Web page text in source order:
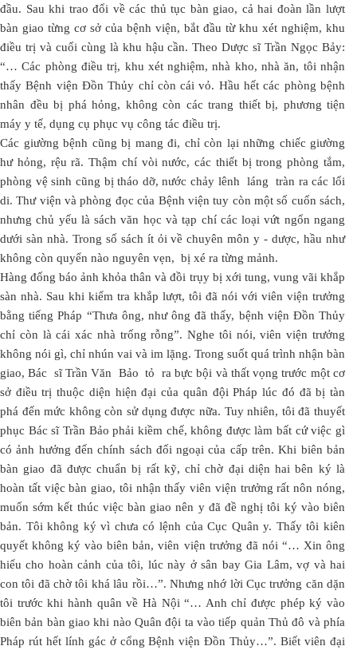
đầu. Sau khi trao đổi về các thủ tục bàn giao, cả hai đoàn lần lượt
bàn giao từng cơ sở của bệnh viện, bắt đầu từ khu xét nghiệm, khu
điều trị và cuối cùng là khu hậu cần. Theo Dược sĩ Trần Ngọc Bảy:
“… Các phòng điều trị, khu xét nghiệm, nhà kho, nhà ăn, tôi nhận
thấy Bệnh viện Đồn Thủy chỉ còn cái vỏ. Hầu hết các phòng bệnh
nhân đều bị phá hỏng, không còn các trang thiết bị, phương tiện
máy y tế, dụng cụ phục vụ công tác điều trị.
Các giường bệnh cũng bị mang đi, chỉ còn lại những chiếc giường
hư hỏng, rệu rã. Thậm chí vòi nước, các thiết bị trong phòng tắm,
phòng vệ sinh cũng bị tháo dỡ, nước chảy lênh láng tràn ra các lối
di. Thư viện và phòng đọc của Bệnh viện tuy còn một số cuốn sách,
nhưng chủ yếu là sách văn học và tạp chí các loại vứt ngổn ngang
dưới sàn nhà. Trong số sách ít ỏi về chuyên môn y - dược, hầu như
không còn quyển nào nguyên vẹn, bị xé ra từng mảnh.
Hàng đống báo ảnh khỏa thân và đồi trụy bị xới tung, vung vãi khắp
sàn nhà. Sau khi kiểm tra khắp lượt, tôi đã nói với viên viện trưởng
bằng tiếng Pháp “Thưa ông, như ông đã thấy, bệnh viện Đồn Thủy
chỉ còn là cái xác nhà trống rỗng”. Nghe tôi nói, viên viện trưởng
không nói gì, chỉ nhún vai và im lặng. Trong suốt quá trình nhận bàn
giao, Bác sĩ Trần Văn Bảo tỏ ra bực bội và thất vọng trước một cơ
sở điều trị thuộc diện hiện đại của quân đội Pháp lúc đó đã bị tàn
phá đến mức không còn sử dụng được nữa. Tuy nhiên, tôi đã thuyết
phục Bác sĩ Trần Bảo phải kiềm chế, không được làm bất cứ việc gì
có ảnh hưởng đến chính sách đối ngoại của cấp trên. Khi biên bản
bàn giao đã được chuẩn bị rất kỹ, chỉ chờ đại diện hai bên ký là
hoàn tất việc bàn giao, tôi nhận thấy viên viện trưởng rất nôn nóng,
muốn sớm kết thúc việc bàn giao nên y đã đề nghị tôi ký vào biên
bản. Tôi không ký vì chưa có lệnh của Cục Quân y. Thấy tôi kiên
quyết không ký vào biên bản, viên viện trưởng đã nói “… Xin ông
hiểu cho hoàn cảnh của tôi, lúc này ở sân bay Gia Lâm, vợ và hai
con tôi đã chờ tôi khá lâu rồi…”. Nhưng nhớ lời Cục trưởng căn dặn
tôi trước khi hành quân về Hà Nội “… Anh chỉ được phép ký vào
biên bản bàn giao khi nào Quân đội ta vào tiếp quản Thủ đô và phía
Pháp rút hết lính gác ở cổng Bệnh viện Đồn Thủy…”. Biết viên đại